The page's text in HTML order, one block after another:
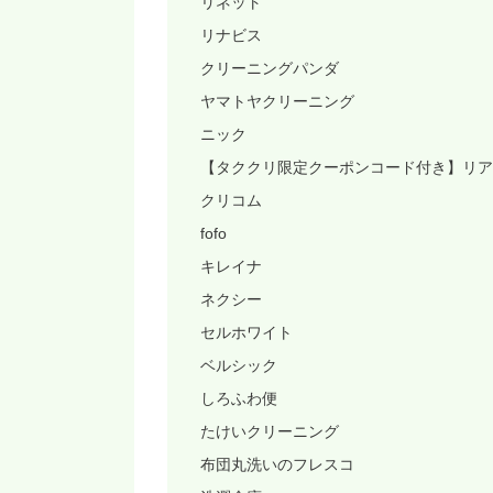
リナビス
クリーニングパンダ
ヤマトヤクリーニング
ニック
【タククリ限定クーポンコード付き】リ
クリコム
fofo
キレイナ
ネクシー
セルホワイト
ベルシック
しろふわ便
たけいクリーニング
布団丸洗いのフレスコ